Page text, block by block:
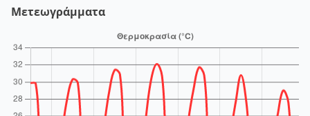
Μετεωγράμματα